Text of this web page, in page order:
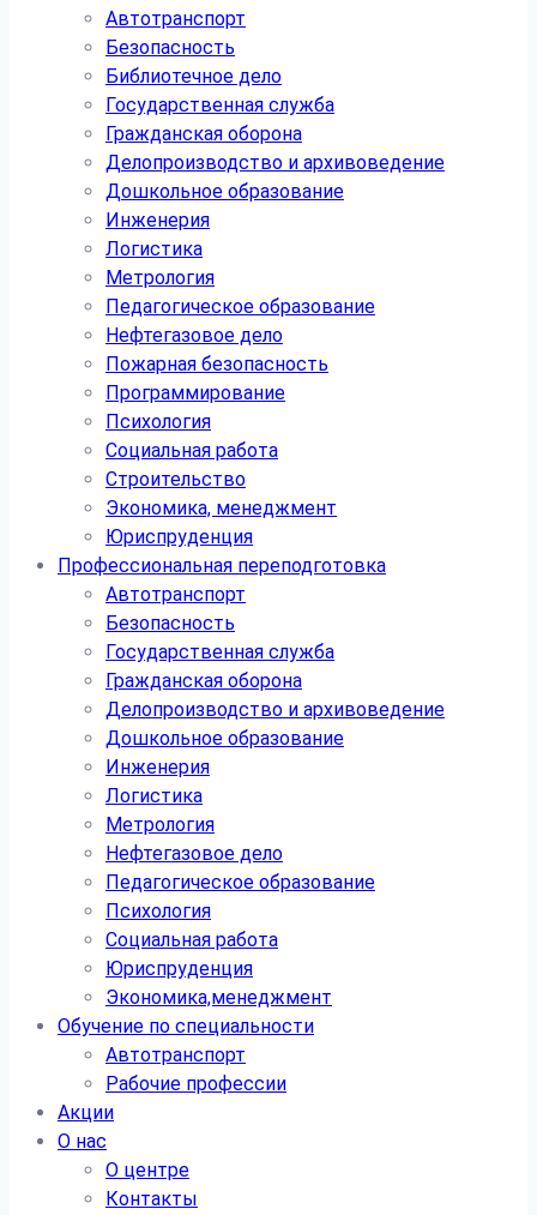
Автотранспорт
Безопасность
Библиотечное дело
Государственная служба
Гражданская оборона
Делопроизводство и архивоведение
Дошкольное образование
Инженерия
Логистика
Метрология
Педагогическое образование
Нефтегазовое дело
Пожарная безопасность
Программирование
Психология
Социальная работа
Строительство
Экономика, менеджмент
Юриспруденция
Профессиональная переподготовка
Автотранспорт
Безопасность
Государственная служба
Гражданская оборона
Делопроизводство и архивоведение
Дошкольное образование
Инженерия
Логистика
Метрология
Нефтегазовое дело
Педагогическое образование
Психология
Социальная работа
Юриспруденция
Экономика,менеджмент
Обучение по специальности
Автотранспорт
Рабочие профессии
Акции
О нас
О центре
Контакты